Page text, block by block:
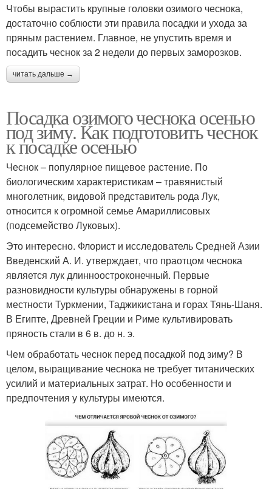
Чтобы вырастить крупные головки озимого чеснока,
достаточно соблюсти эти правила посадки и ухода за
пряным растением. Главное, не упустить время и
посадить чеснок за 2 недели до первых заморозков.
читать дальше →
Посадка озимого чеснока осенью
под зиму. Как подготовить чеснок
к посадке осенью
Чеснок – популярное пищевое растение. По
биологическим характеристикам – травянистый
многолетник, видовой представитель рода Лук,
относится к огромной семье Амариллисовых
(подсемейство Луковых).
Это интересно. Флорист и исследователь Средней Азии
Введенский А. И. утверждает, что праотцом чеснока
является лук длинноостроконечный. Первые
разновидности культуры обнаружены в горной
местности Туркмении, Таджикистана и горах Тянь-Шаня.
В Египте, Древней Греции и Риме культивировать
пряность стали в 6 в. до н. э.
Чем обработать чеснок перед посадкой под зиму? В
целом, выращивание чеснока не требует титанических
усилий и материальных затрат. Но особенности и
предпочтения у культуры имеются.